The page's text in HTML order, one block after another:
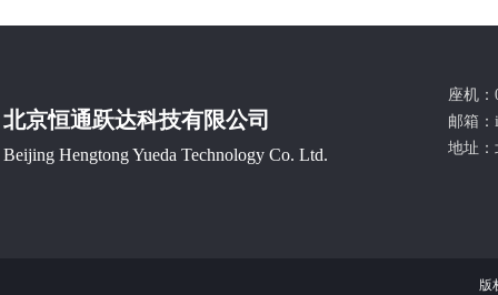
座机
邮箱：
地址：
北京恒通跃达科技有限公司
Beijing Hengtong Yueda Technology Co. Ltd.
版